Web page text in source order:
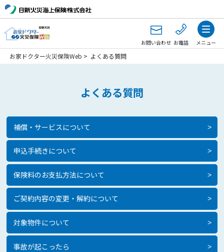
お問い合わせ お電話 メニュー
お家ドクター火災保険Web > よくある質問
よくある質問
補償・サービスについて >
申込手続きについて >
保険料のお支払方法について >
ご契約内容の変更・解約について >
対象物件について >
事故が起こったら >